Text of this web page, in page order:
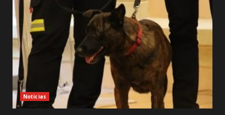
Noticias